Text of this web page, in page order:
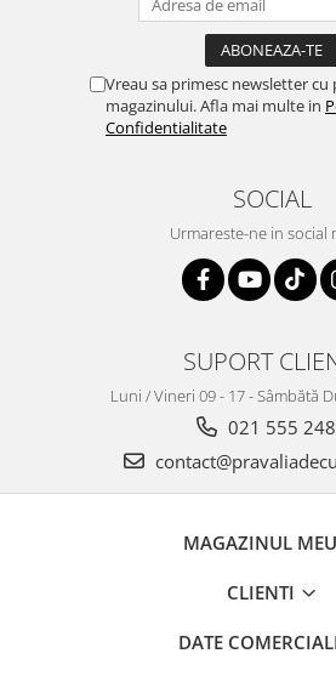
Vreau sa primesc newsletter
magazinului. Afla mai multe in
Confidentialitate
SOCIAL
Urmareste-ne in social
SUPORT
Luni / Vineri 09 - 17 - Sâmbătă
021 555
MAGAZINUL MEU
CLIENTI
DATE